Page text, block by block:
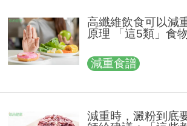
高纖維飲食可以減
原理 「這5類」食
減重食譜
減重時，澱粉到底